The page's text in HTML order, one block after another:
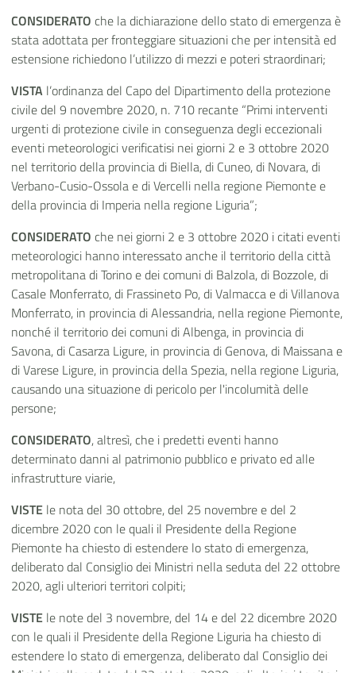
CONSIDERATO che la dichiarazione dello stato di emergenza è
stata adottata per fronteggiare situazioni che per intensità ed
estensione richiedono l’utilizzo di mezzi e poteri straordinari;
VISTA l’ordinanza del Capo del Dipartimento della protezione
civile del 9 novembre 2020, n. 710 recante “Primi interventi
urgenti di protezione civile in conseguenza degli eccezionali
eventi meteorologici verificatisi nei giorni 2 e 3 ottobre 2020
nel territorio della provincia di Biella, di Cuneo, di Novara, di
Verbano-Cusio-Ossola e di Vercelli nella regione Piemonte e
della provincia di Imperia nella regione Liguria”;
CONSIDERATO che nei giorni 2 e 3 ottobre 2020 i citati eventi
meteorologici hanno interessato anche il territorio della città
metropolitana di Torino e dei comuni di Balzola, di Bozzole, di
Casale Monferrato, di Frassineto Po, di Valmacca e di Villanova
Monferrato, in provincia di Alessandria, nella regione Piemonte,
nonché il territorio dei comuni di Albenga, in provincia di
Savona, di Casarza Ligure, in provincia di Genova, di Maissana e
di Varese Ligure, in provincia della Spezia, nella regione Liguria,
causando una situazione di pericolo per l'incolumità delle
persone;
CONSIDERATO, altresì, che i predetti eventi hanno
determinato danni al patrimonio pubblico e privato ed alle
infrastrutture viarie,
VISTE le nota del 30 ottobre, del 25 novembre e del 2
dicembre 2020 con le quali il Presidente della Regione
Piemonte ha chiesto di estendere lo stato di emergenza,
deliberato dal Consiglio dei Ministri nella seduta del 22 ottobre
2020, agli ulteriori territori colpiti;
VISTE le note del 3 novembre, del 14 e del 22 dicembre 2020
con le quali il Presidente della Regione Liguria ha chiesto di
estendere lo stato di emergenza, deliberato dal Consiglio dei